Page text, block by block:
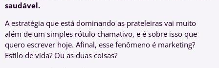
saudável.
A estratégia que está dominando as prateleiras vai muito
além de um simples rótulo chamativo, e é sobre isso que
quero escrever hoje. Afinal, esse fenômeno é marketing?
Estilo de vida? Ou as duas coisas?